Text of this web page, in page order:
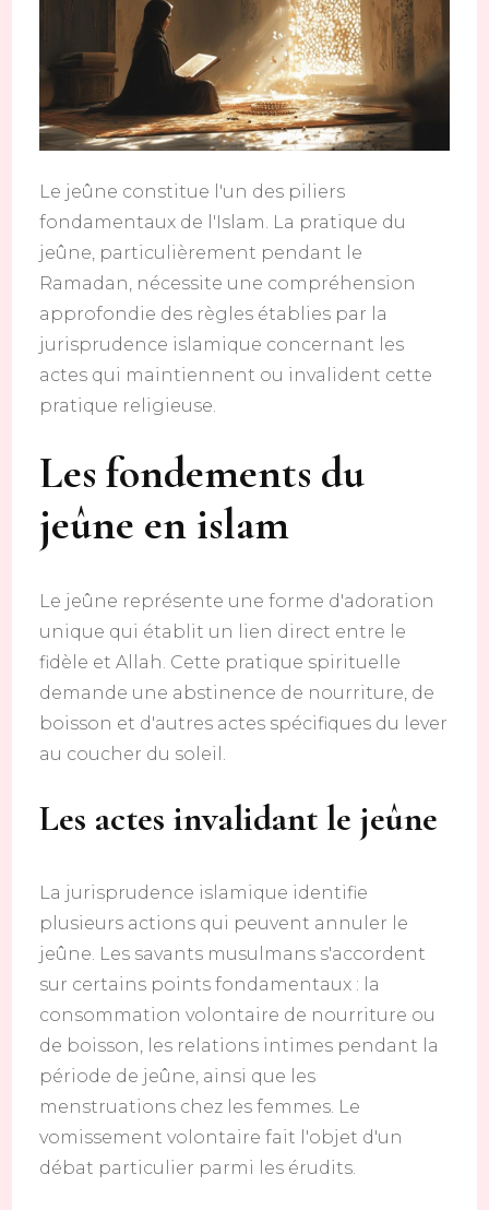
Le jeûne constitue l'un des piliers
fondamentaux de l'Islam. La pratique du
jeûne, particulièrement pendant le
Ramadan, nécessite une compréhension
approfondie des règles établies par la
jurisprudence islamique concernant les
actes qui maintiennent ou invalident cette
pratique religieuse.
Les fondements du
jeûne en islam
Le jeûne représente une forme d'adoration
unique qui établit un lien direct entre le
fidèle et Allah. Cette pratique spirituelle
demande une abstinence de nourriture, de
boisson et d'autres actes spécifiques du lever
au coucher du soleil.
Les actes invalidant le jeûne
La jurisprudence islamique identifie
plusieurs actions qui peuvent annuler le
jeûne. Les savants musulmans s'accordent
sur certains points fondamentaux : la
consommation volontaire de nourriture ou
de boisson, les relations intimes pendant la
période de jeûne, ainsi que les
menstruations chez les femmes. Le
vomissement volontaire fait l'objet d'un
débat particulier parmi les érudits.